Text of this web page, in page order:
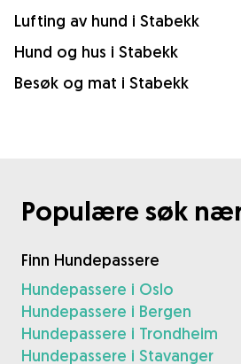
Lufting av hund i Stabekk
Hund og hus i Stabekk
Besøk og mat i Stabekk
Populære søk
Finn Hundepassere
Hundepassere i Oslo
Hundepassere i Bergen
Hundepassere i Trondheim
Hundepassere i Stavanger